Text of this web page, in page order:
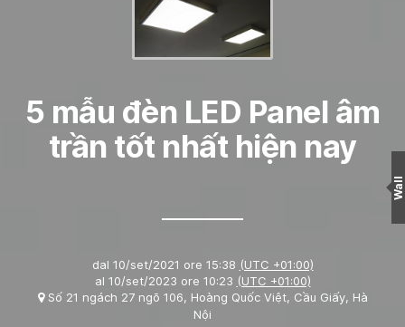
5 mẫu đèn LED Panel âm
trần tốt nhất hiện nay
dal 10/set/2021 ore 15:38 (UTC +01:00)
al 10/set/2023 ore 10:23 (UTC +01:00)
Số 21 ngách 27 ngõ 106, Hoàng Quốc Việt, Cầu Giấy, Hà
Nội
Wall